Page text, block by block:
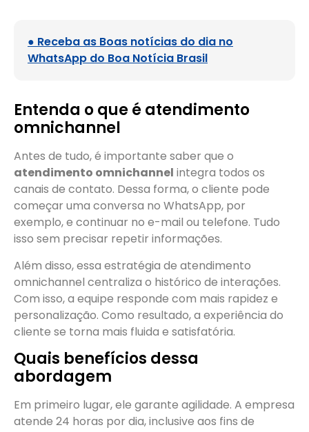
● Receba as Boas notícias do dia no
WhatsApp do Boa Notícia Brasil
Entenda o que é atendimento
omnichannel
Antes de tudo, é importante saber que o
atendimento omnichannel integra todos os
canais de contato. Dessa forma, o cliente pode
começar uma conversa no WhatsApp, por
exemplo, e continuar no e-mail ou telefone. Tudo
isso sem precisar repetir informações.
Além disso, essa estratégia de atendimento
omnichannel centraliza o histórico de interações.
Com isso, a equipe responde com mais rapidez e
personalização. Como resultado, a experiência do
cliente se torna mais fluida e satisfatória.
Quais benefícios dessa
abordagem
Em primeiro lugar, ele garante agilidade. A empresa
atende 24 horas por dia, inclusive aos fins de